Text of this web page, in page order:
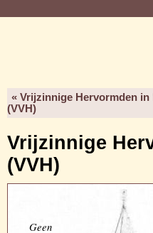
« Vrijzinnige Hervormden in
(VVH)
Vrijzinnige
(VVH)
Geen